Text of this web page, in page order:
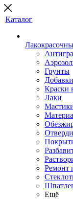
Каталог
Грунты
Добавки
Краски
Лаки
Ремонт
Ещё